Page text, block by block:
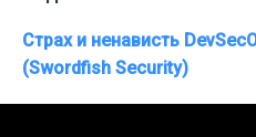
Страх и ненависть
(Swordfish Security)